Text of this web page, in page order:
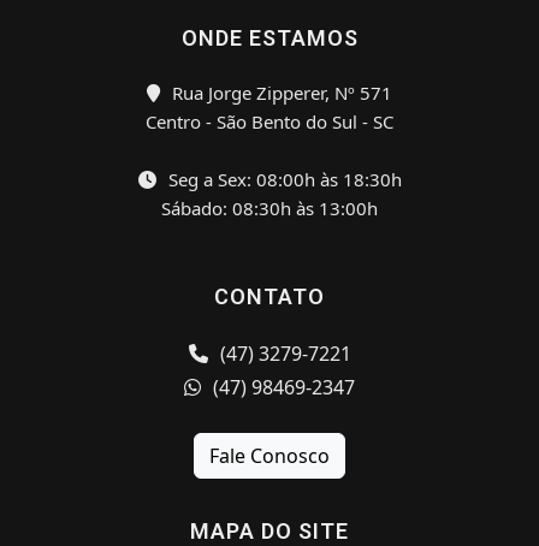
ONDE ESTAMOS
Rua Jorge Zipperer, Nº 571
Centro - São Bento do Sul - SC
Seg a Sex: 08:00h às 18:30h
Sábado: 08:30h às 13:00h
CONTATO
(47) 3279-7221
(47) 98469-2347
Fale Conosco
MAPA DO SITE